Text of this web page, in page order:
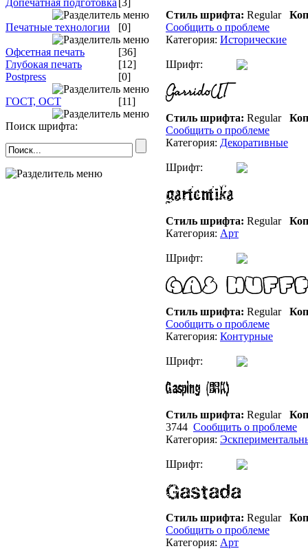
Допечатная подготовка [3]
Печатные технологии [0]
Офсетная печать
[36]
Глубокая печать
[12]
Postpress
[0]
ГОСТ, ОСТ [11]
Поиск шрифта:
Стиль шрифта: Regular
Сообщить о проблеме
Категория: Исторические
Шрифт:
Стиль шрифта: Regular
Сообщить о проблеме
Категория: Декоративные
Шрифт:
Стиль шрифта: Regular
Категория: Арт
Шрифт:
Стиль шрифта: Regular
Сообщить о проблеме
Категория: Контурные
Шрифт:
Стиль шрифта: Regular
3744 Сообщить о проблеме
Категория:
Шрифт:
Стиль шрифта: Regular
Сообщить о проблеме
Категория: Арт